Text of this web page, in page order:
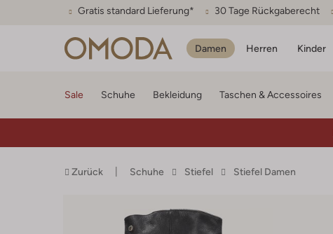
Gratis standard Lieferung* 30 Tage Rückgaberecht
Damen Herren Kinder
Sale Schuhe Bekleidung Taschen & Accessoires
Zurück Schuhe Stiefel Stiefel Damen